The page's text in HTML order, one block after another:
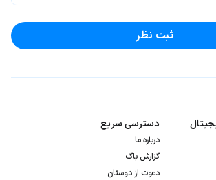
ثبت نظر
دسترسی سریع
درباره ما
گزارش باگ
دعوت از دوستان